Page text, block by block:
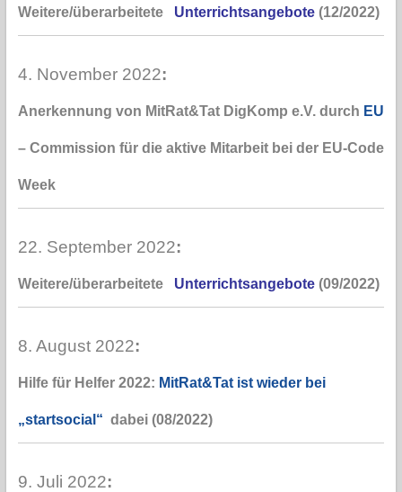
Weitere/überarbeitete Unterrichtsangebote(12/2022)
4. November 2022:
Anerkennung von MitRat&Tat DigKomp e.V. durch EU
– Commission für die aktive Mitarbeit bei der EU-Code
Week
22. September 2022:
Weitere/überarbeitete Unterrichtsangebote(09/2022)
8. August 2022:
Hilfe für Helfer 2022: MitRat&Tat ist wieder bei
„startsocial“ dabei (08/2022)
9. Juli 2022: